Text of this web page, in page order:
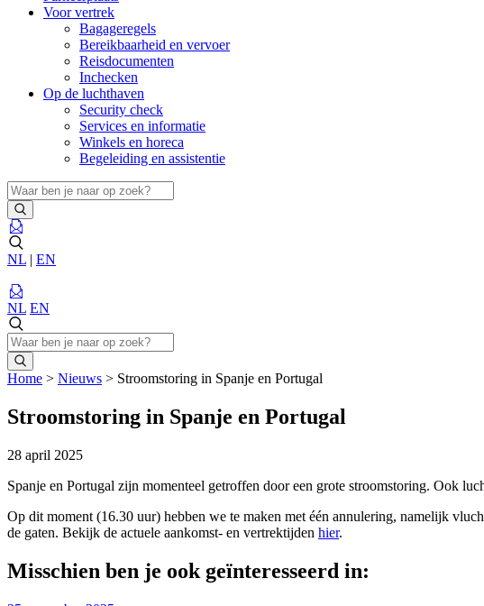
Voor vertrek
Bagageregels
Bereikbaarheid en vervoer
Reisdocumenten
Inchecken
Op de luchthaven
Security check
Services en informatie
Winkels en horeca
Begeleiding en assistentie
NL | EN
NL EN
Home > Nieuws > Stroomstoring in Spanje en Portugal
Stroomstoring in Spanje en Portugal
28 april 2025
Spanje en Portugal zijn momenteel getroffen door een grote stroomstoring. Ook
Op dit moment (16.30 uur) hebben we te maken met één annulering, namelijk
de gaten. Bekijk de actuele aankomst- en vertrektijden hier.
Misschien ben je ook geïnteresseerd in: